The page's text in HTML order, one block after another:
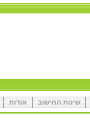
שיטת החישוב אודות